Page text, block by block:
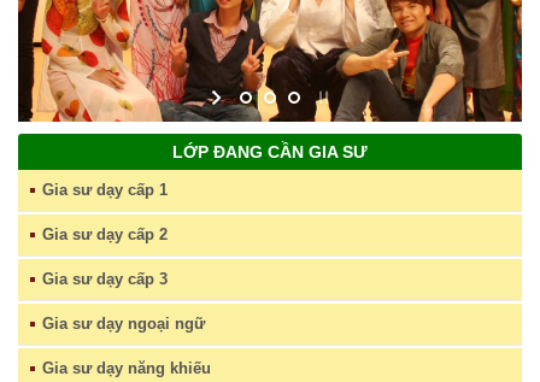
LỚP ĐANG CẦN GIA SƯ
Gia sư dạy cấp 1
Gia sư dạy cấp 2
Gia sư dạy cấp 3
Gia sư dạy ngoại ngữ
Gia sư dạy năng khiếu